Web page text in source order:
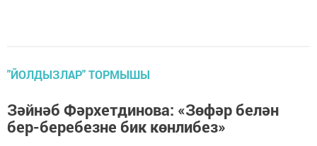
"ЙОЛДЫЗЛАР" ТОРМЫШЫ
Зәйнәб Фәрхетдинова: «Зөфәр белән
бер-беребезне бик көнлибез»